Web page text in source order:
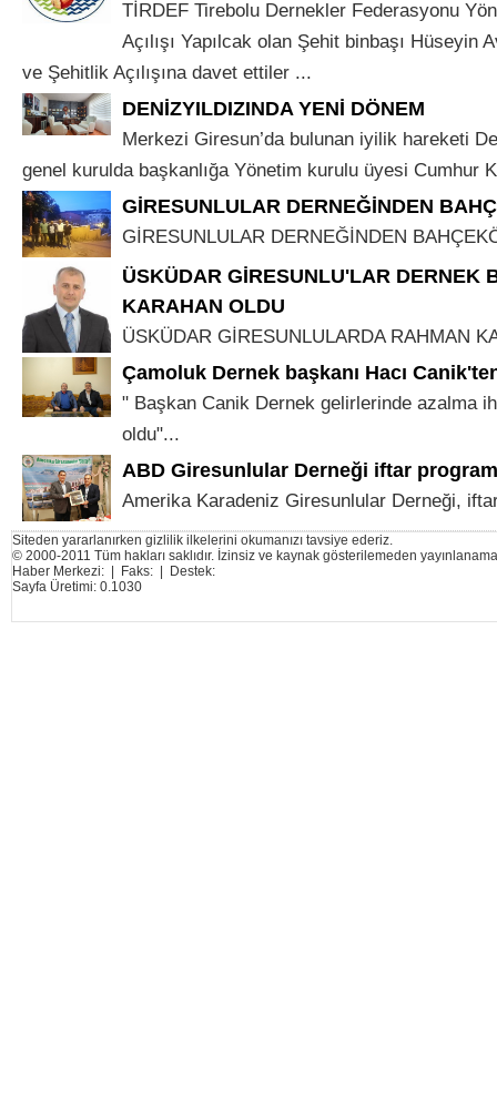
TİRDEF Tirebolu Dernekler Federasyonu
Açılışı Yapılcak olan Şehit binbaşı Hüseyin
ve Şehitlik Açılışına davet ettiler ...
DENİZYILDIZINDA YENİ DÖNEM
Merkezi Giresun’da bulunan iyilik hareketi
genel kurulda başkanlığa Yönetim kurulu üyesi Cumhur
GİRESUNLULAR DERNEĞİNDEN
GİRESUNLULAR DERNEĞİNDEN
ÜSKÜDAR GİRESUNLU'LAR DERNEK
KARAHAN OLDU
ÜSKÜDAR GİRESUNLULARDA RAHMAN
Çamoluk Dernek başkanı Hacı
" Başkan Canik Dernek gelirlerinde azalma
oldu"...
ABD Giresunlular Derneği iftar
Amerika Karadeniz Giresunlular Derneği,
Siteden yararlanırken gizlilik ilkelerini okumanızı tavsiye ederiz.
© 2000-2011 Tüm hakları saklıdır. İzinsiz ve kaynak gösterilemeden
Haber Merkezi: | Faks: | Destek:
Sayfa Üretimi: 0.1030